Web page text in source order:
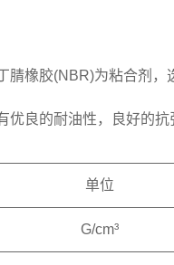
腈橡胶(NBR)为粘合剂
优良的耐油性，良好的
单位
G/cm³